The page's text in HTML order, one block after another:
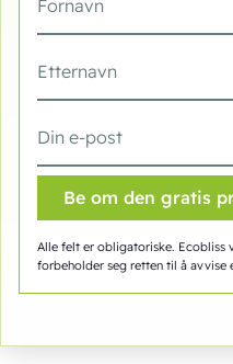
Alle felt er obligatoriske. Ecobliss
forbeholder seg retten til å avvise